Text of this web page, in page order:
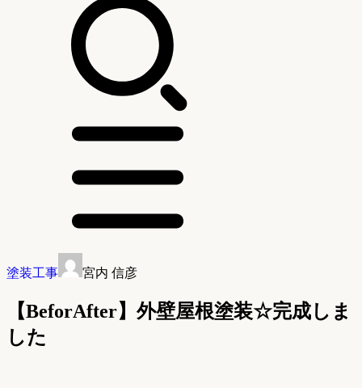
塗装工事 宮内 信彦
【BeforAfter】外壁屋根塗装☆完成しま
した